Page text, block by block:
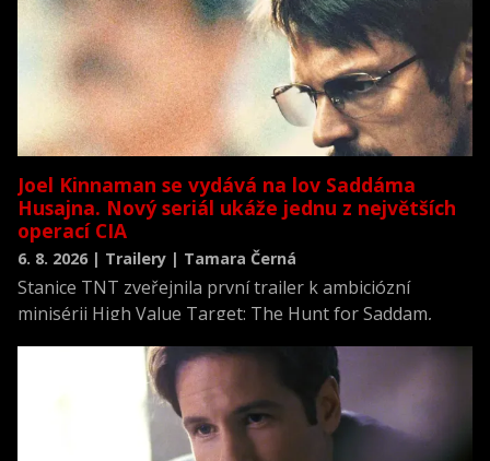
Joel Kinnaman se vydává na lov Saddáma
Husajna. Nový seriál ukáže jednu z největších
operací CIA
6. 8. 2026 | Trailery | Tamara Černá
Stanice TNT zveřejnila první trailer k ambiciózní
minisérii High Value Target: The Hunt for Saddam,
novodobých dějin.